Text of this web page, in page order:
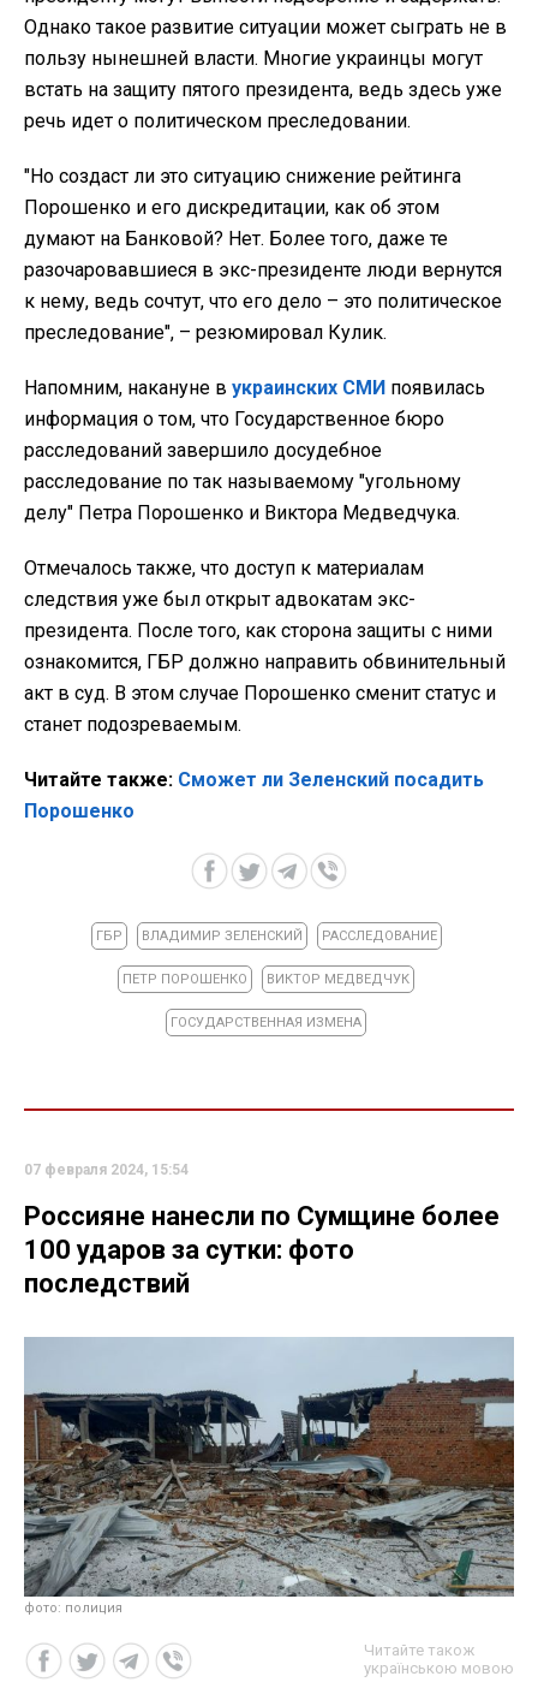
Однако такое развитие ситуации может сыграть не в
пользу нынешней власти. Многие украинцы могут
встать на защиту пятого президента, ведь здесь уже
речь идет о политическом преследовании.
"Но создаст ли это ситуацию снижение рейтинга
Порошенко и его дискредитации, как об этом
думают на Банковой? Нет. Более того, даже те
разочаровавшиеся в экс-президенте люди вернутся
к нему, ведь сочтут, что его дело – это политическое
преследование", – резюмировал Кулик.
Напомним, накануне в украинских СМИ появилась
информация о том, что Государственное бюро
расследований завершило досудебное
расследование по так называемому "угольному
делу" Петра Порошенко и Виктора Медведчука.
Отмечалось также, что доступ к материалам
следствия уже был открыт адвокатам экс-
президента. После того, как сторона защиты с ними
ознакомится, ГБР должно направить обвинительный
акт в суд. В этом случае Порошенко сменит статус и
станет подозреваемым.
Читайте также: Сможет ли Зеленский посадить
Порошенко
ГБР ВЛАДИМИР ЗЕЛЕНСКИЙ РАССЛЕДОВАНИЕ
ПЕТР ПОРОШЕНКО ВИКТОР МЕДВЕДЧУК
ГОСУДАРСТВЕННАЯ ИЗМЕНА
07 февраля 2024, 15:54
Россияне нанесли по Сумщине более
100 ударов за сутки: фото
последствий
фото: полиция
Читайте також
українською мовою